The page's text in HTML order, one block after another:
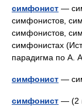
симфонист —
симфонистов,
симфонистов,
симфонистах
парадигма по А.
симфонист —
симфонист — (2